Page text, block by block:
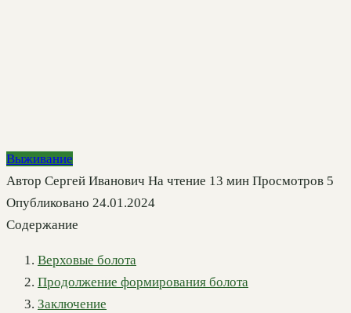
Выживание
Автор Сергей Иванович На чтение 13 мин Просмотров 5
Опубликовано 24.01.2024
Содержание
Верховые болота
Продолжение формирования болота
Заключение